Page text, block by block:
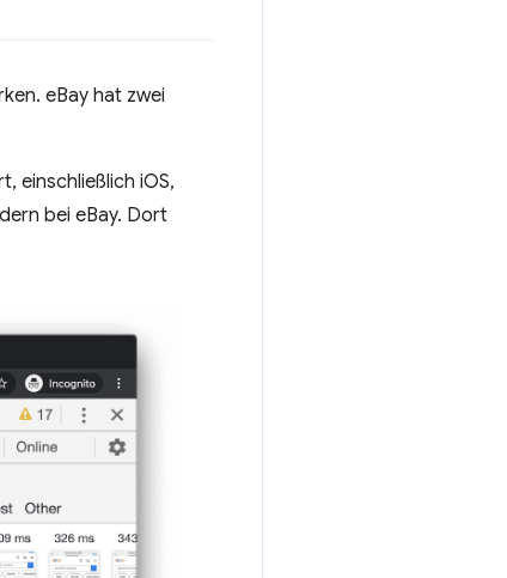
eBay hat zwei
einschließlich iOS,
bei eBay. Dort